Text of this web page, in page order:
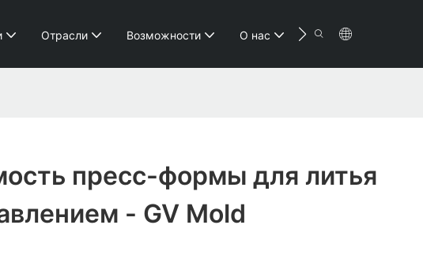
Отрасли Возможности О нас Видео
пресс-формы для литья
- GV Mold